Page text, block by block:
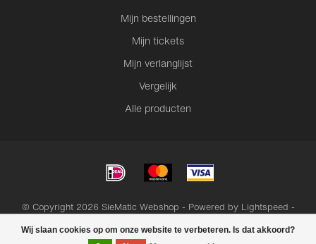
Wij slaan cookies op om onze website te verbeteren. Is dat akkoord?
Mijn bestellingen
Mijn tickets
Mijn verlanglijst
Vergelijk
Alle producten
© Copyright 2026 SieMatic Webshop - Powered by Lightspeed -
Lightspeed designbyDyvelopment